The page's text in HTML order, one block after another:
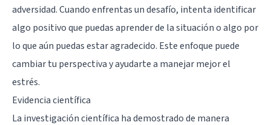
adversidad. Cuando enfrentas un desafío, intenta identificar
algo positivo que puedas aprender de la situación o algo por
lo que aún puedas estar agradecido. Este enfoque puede
cambiar tu perspectiva y ayudarte a manejar mejor el
estrés.
Evidencia científica
La investigación científica ha demostrado de manera